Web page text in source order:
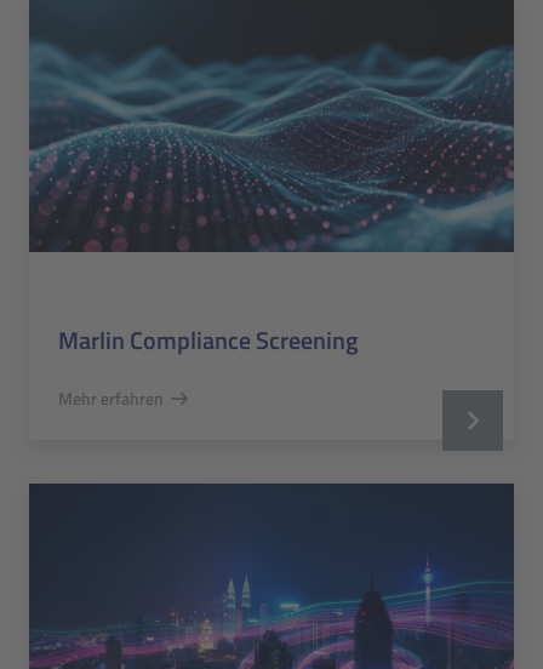
Marlin Compliance Screening
Mehr erfahren